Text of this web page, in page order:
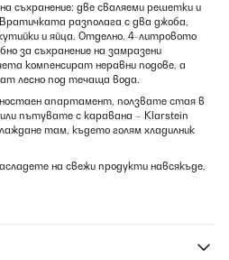
съхранение: две сваляеми решетки и
Вратичката разполага с два джоба,
и яйца. Отделно, 4-литровото
за съхранение на замразени
компенсират неравни подове, а
лесно под течаща вода.
апартамент, ползвате стая в
пътувате с каравана – Klarstein
там, където голям хладилник
на свежи продукти навсякъде,